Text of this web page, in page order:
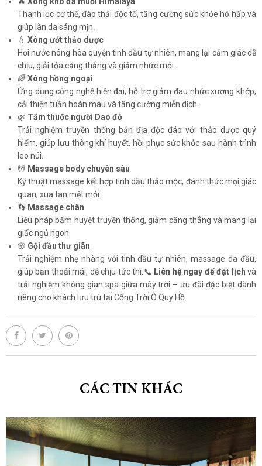
Thanh lọc cơ thể, đào thải độc tố, tăng cường sức khỏe hô hấp và
giúp làn da sáng mịn.
💧 Xông ướt thảo dược
Hơi nước nóng hòa quyện tinh dầu tự nhiên, mang lại cảm giác dễ
chịu, giải tỏa căng thẳng và giảm nhức mỏi.
🌈 Xông hồng ngoại
Ứng dụng công nghệ hiện đại, hỗ trợ giảm đau nhức xương khớp,
cải thiện tuần hoàn máu và tăng cường miễn dịch.
🌿 Tắm thuốc người Dao đỏ
Trải nghiệm truyền thống bản địa độc đáo với thảo dược quý
hiếm, giúp lưu thông khí huyết, hồi phục sức khỏe sau hành trình
leo núi.
💆 Massage body chuyên sâu
Kỹ thuật massage kết hợp tinh dầu thảo mộc, đánh thức mọi giác
quan, xua tan mệt mỏi.
👣 Massage chân
Liệu pháp bấm huyệt truyền thống, giảm căng thẳng và mang lại
giấc ngủ ngon.
🌸 Gội đầu thư giãn
Trải nghiệm nhẹ nhàng với tinh dầu tự nhiên, massage da đầu,
giúp bạn thoải mái, dễ chịu tức thì.📞 Liên hệ ngay để đặt lịch và
trải nghiệm không gian spa giữa mây trời – ưu đãi đặc biệt dành
riêng cho khách lưu trú tại Cổng Trời Ô Quy Hồ.
CÁC TIN KHÁC